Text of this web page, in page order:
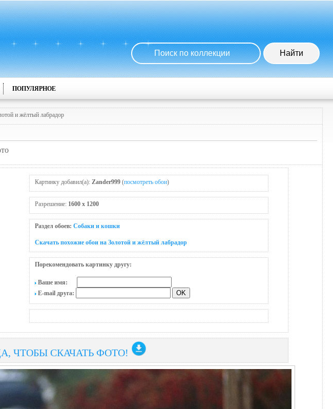
ПОПУЛЯРНОЕ
и жёлтый лабрадор
Картинку добавил(а): Zander999 (посмотреть обои)
Разрешение: 1600 x 1200
Раздел обоев: Собаки и кошки
Скачать похожие обои на Золотой и жёлтый лабрадор
Порекомендовать картинку другу:
Ваше имя:
E-mail друга:
ЧТОБЫ СКАЧАТЬ ФОТО!